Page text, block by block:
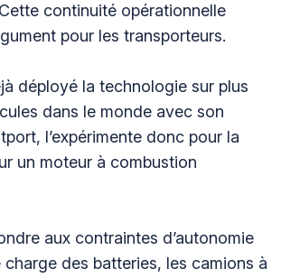
continuité opérationnelle
pour les transporteurs.
déployé la technologie sur plus
dans le monde avec son
l’expérimente donc pour la
un moteur à combustion
aux contraintes d’autonomie
des batteries, les camions à